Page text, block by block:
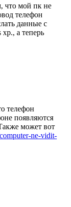
что мой пк не
телефон
данные с
а теперь
телефон
появляются
может вот
ne-vidit-